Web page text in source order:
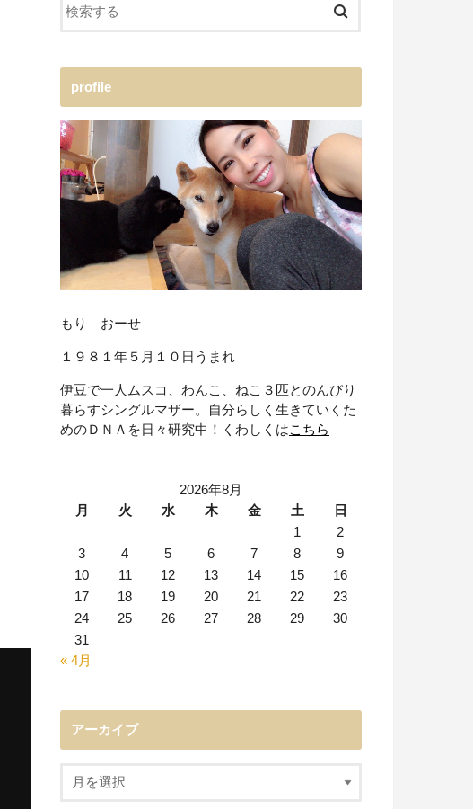
profile
もり おーせ
１９８１年５月１０日うまれ
伊豆で一人ムスコ、わんこ、ねこ３匹とのんびり
暮らすシングルマザー。自分らしく生きていくた
めのＤＮＡを日々研究中！くわしくはこちら
2026年8月
月
火 水 木 金 土
日
1
2
3
4 5 6 7 8
9
10
11 12 13 14 15
16
17
18 19 20 21 22
23
24
25 26 27 28 29
30
31
« 4月
アーカイブ